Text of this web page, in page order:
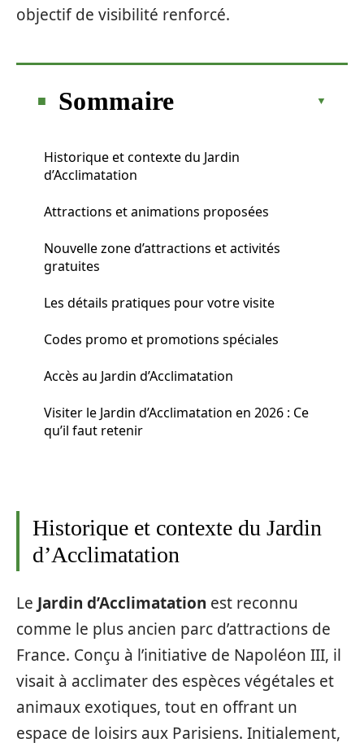
objectif de visibilité renforcé.
Sommaire
Historique et contexte du Jardin
d’Acclimatation
Attractions et animations proposées
Nouvelle zone d’attractions et activités
gratuites
Les détails pratiques pour votre visite
Codes promo et promotions spéciales
Accès au Jardin d’Acclimatation
Visiter le Jardin d’Acclimatation en 2026 : Ce
qu’il faut retenir
Historique et contexte du Jardin
d’Acclimatation
Le Jardin d’Acclimatation est reconnu
comme le plus ancien parc d’attractions de
France. Conçu à l’initiative de Napoléon III, il
visait à acclimater des espèces végétales et
animaux exotiques, tout en offrant un
espace de loisirs aux Parisiens. Initialement,